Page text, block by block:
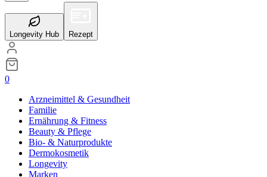
Longevity Hub Rezept
0
Arzneimittel & Gesundheit
Familie
Ernährung & Fitness
Beauty & Pflege
Bio- & Naturprodukte
Dermokosmetik
Longevity
Marken